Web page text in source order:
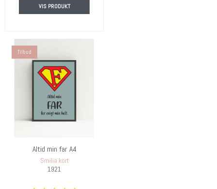
VIS PRODUKT
Tilbud
Altid min far A4
Smilia kort
1921